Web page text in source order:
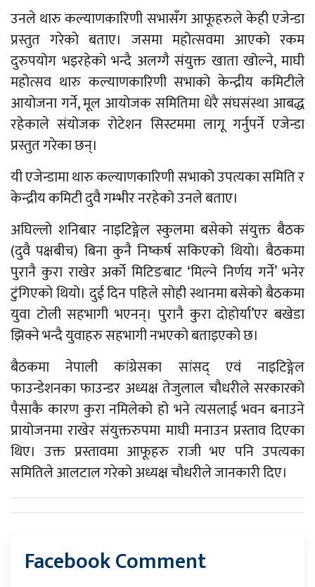
उनले थारु कल्याणकारिणी सभासँग आफूहरुले केही एजेन्डा
प्रस्तुत गरेको बताए। जसमा महोत्सवमा आएको रकम
दुरुपयोग भइरहेको भन्दै अलग्गै संयुक्त खाता खोल्ने, माघी
महोत्सव थारु कल्याणकारिणी सभाको केन्द्रीय कमिटीले
आयोजना गर्ने, मूल आयोजक समितिमा धेरै संघसंस्था आबद्ध
रहेकाले संयोजक रोटेशन सिस्टममा लागू गर्नुपर्ने एजेन्डा
प्रस्तुत गरेका छन्।
यी एजेन्डामा थारु कल्याणकारिणी सभाको उपत्यका समिति र
केन्द्रीय कमिटी दुवै गम्भीर नरहेको उनले बताए।
अघिल्लो शनिबार नाइटिङ्गेल स्कुलमा बसेको संयुक्त बैठक
(दुवै पक्षबीच) बिना कुनै निष्कर्ष सकिएको थियो। बैठकमा
पुरानै कुरा राखेर अर्को मिटिङबाट ‘मिल्ने निर्णय गर्ने’ भनेर
टुंगिएको थियो। दुई दिन पहिले सोही स्थानमा बसेको बैठकमा
युवा टोली सहभागी भएनन्। पुरानै कुरा दोहोर्या’एर बखेडा
झिक्ने भन्दै युवाहरु सहभागी नभएको बताइएको छ।
बैठकमा नेपाली कांग्रेसका सांसद् एवं नाइटिङ्गेल
फाउन्डेशनका फाउन्डर अध्यक्ष तेजुलाल चौधरीले सरकारको
पैसाकै कारण कुरा नमिलेको हो भने त्यसलाई भवन बनाउने
प्रायोजनमा राखेर संयुक्तरुपमा माघी मनाउन प्रस्ताव दिएका
थिए। उक्त प्रस्तावमा आफूहरु राजी भए पनि उपत्यका
समितिले आलटाल गरेको अध्यक्ष चौधरीले जानकारी दिए।
Facebook Comment